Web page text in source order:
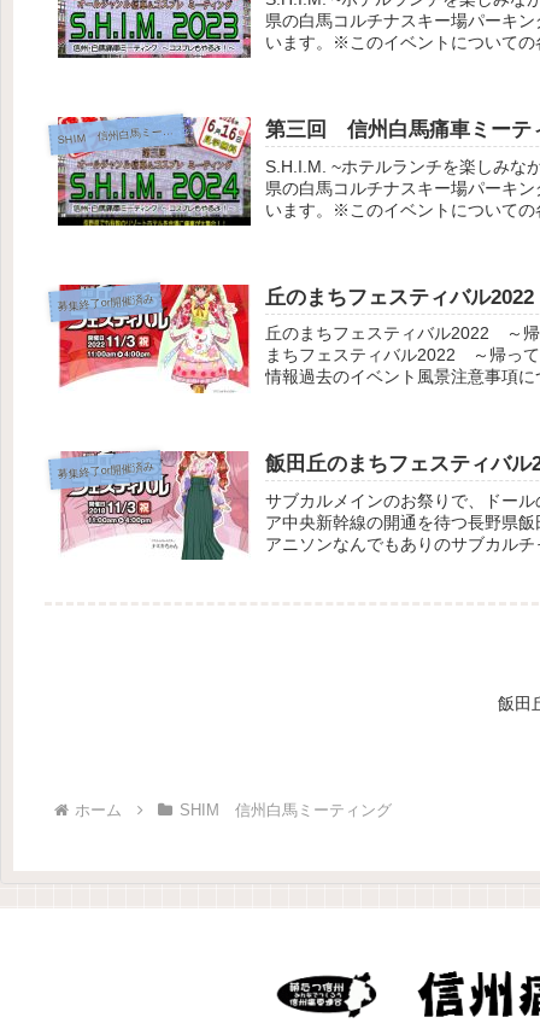
県の白馬コルチナスキー場パーキ
います。※このイベントについて
SHIM 信州白馬ミーティング 第三回 信州白馬痛車ミーテ
S.H.I.M. ~ホテルランチを楽しみな
県の白馬コルチナスキー場パーキ
います。※このイベントについて
募集終了or開催済み 丘のまちフェスティバル2022
丘のまちフェスティバル2022 ～
まちフェスティバル2022 ～帰っ
情報過去のイベント風景注意事項
募集終了or開催済み 飯田丘のまちフェスティバ
サブカルメインのお祭りで、ドー
ア中央新幹線の開通を待つ長野県
アニソンなんでもありのサブカル
飯田
ホーム SHIM 信州白馬ミーティング